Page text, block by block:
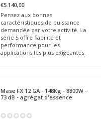
€5.140,00
Pensez aux bonnes
caractéristiques de puissance
demandée par votre activité. La
série S offre fiabilité et
performance pour les
applications les plus exigeantes.
MaseFX 12 GA - 148Kg - 8800W -
73 dB - agrégat d'essence